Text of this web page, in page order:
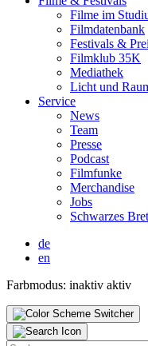
Fil­me im
Film­da­ten­bank
Fes­ti­vals &
Film­klub 35K
Media­thek
Licht und
Ser­vice
News
Team
Pres­se
Pod­cast
Film­fun­ke
Mer­chan­di­se
Jobs
Schwar­zes
de
en
Farbmodus: inaktiv aktiv